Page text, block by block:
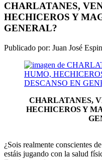
CHARLATANES,
HECHICEROS Y
GENERAL?
Publicado por: Juan José
CHARLATANES,
HECHICEROS Y
¿Sois realmente conscientes
estáis jugando con la salud